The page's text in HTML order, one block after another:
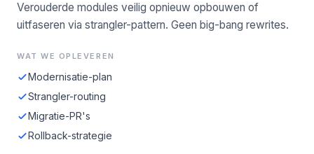
Verouderde modules veilig opnieuw opbouwen of
uitfaseren via strangler-pattern. Geen big-bang rewrites.
WAT WE OPLEVEREN
Modernisatie-plan
Strangler-routing
Migratie-PR's
Rollback-strategie